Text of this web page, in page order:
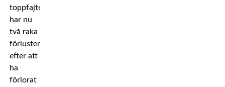
toppfajtern
har nu
två raka
förluster,
efter att
ha
förlorat